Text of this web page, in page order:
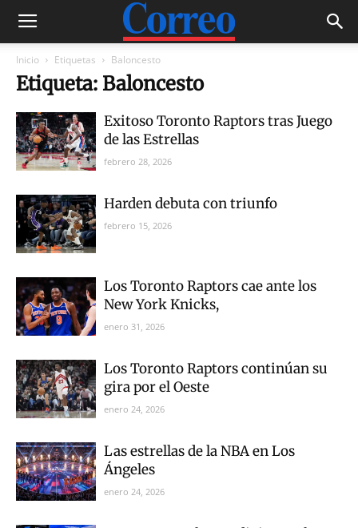
Inicio Etiquetas Baloncesto
Etiqueta: Baloncesto
Exitoso Toronto Raptors tras Juego
de las Estrellas
febrero 28, 2026
Harden debuta con triunfo
febrero 15, 2026
Los Toronto Raptors cae ante los
New York Knicks,
enero 31, 2026
Los Toronto Raptors continúan su
gira por el Oeste
enero 24, 2026
Las estrellas de la NBA en Los
Ángeles
enero 24, 2026